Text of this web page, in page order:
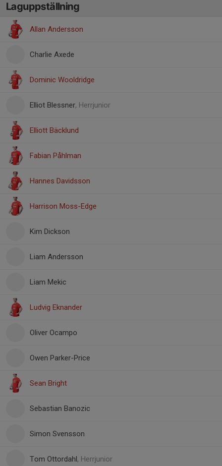
Laguppställning
Allan Andersson
Charlie Axede
Dominic Wooldridge
Elliot Blessner, Herrjunior
Elliott Bäcklund
Fabian Påhlman
Hannes Davidsson
Harrison Moss-Edge
Kim Dickson
Liam Andersson
Liam Mekic
Ludvig Eknander
Oliver Ocampo
Owen Parker-Price
Sean Bright
Sebastian Banozic
Simon Svensson
Tom Ottordahl, Herrjunior